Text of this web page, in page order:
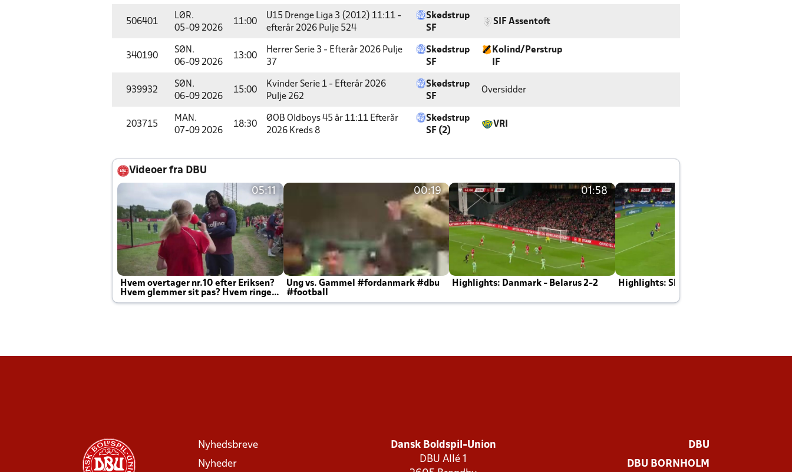
506401
LØR.
05-09 2026
11:00
U15 Drenge Liga 3 (2012) 11:11 -
efterår 2026 Pulje 524
Skødstrup
SF
SIF Assentoft
340190
SØN.
06-09 2026
13:00
Herrer Serie 3 - Efterår 2026 Pulje
37
Skødstrup
SF
Kolind/Perstrup
IF
939932
SØN.
06-09 2026
15:00
Kvinder Serie 1 - Efterår 2026
Pulje 262
Skødstrup
SF
Oversidder
203715
MAN.
07-09 2026
18:30
ØOB Oldboys 45 år 11:11 Efterår
2026 Kreds 8
Skødstrup
SF (2)
VRI
Videoer fra DBU
05:11
Hvem overtager nr.10 efter Eriksen?
Hvem glemmer sit pas? Hvem ringer
Joachim altid til efter kampe?
00:19
Ung vs. Gammel #fordanmark #dbu
#football
01:58
Highlights: Danmark - Belarus 2-2 Highlights: Skotland - Danmark 4-2
Nyhedsbreve
Nyheder
Dansk Boldspil-Union
DBU Allé 1
DBU
DBU BORNHOLM